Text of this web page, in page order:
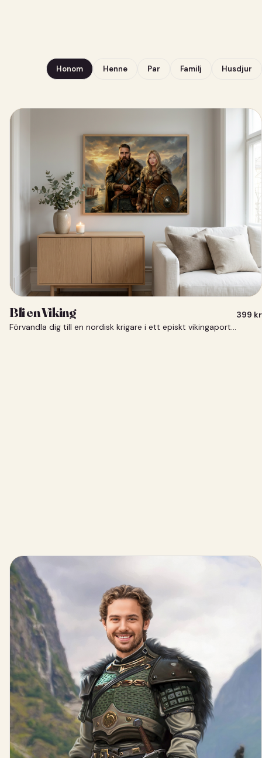
Honom Henne Par Familj Husdjur
Bli en Viking
Förvandla dig till en nordisk krigare i ett episkt vikingaporträtt.
399 kr